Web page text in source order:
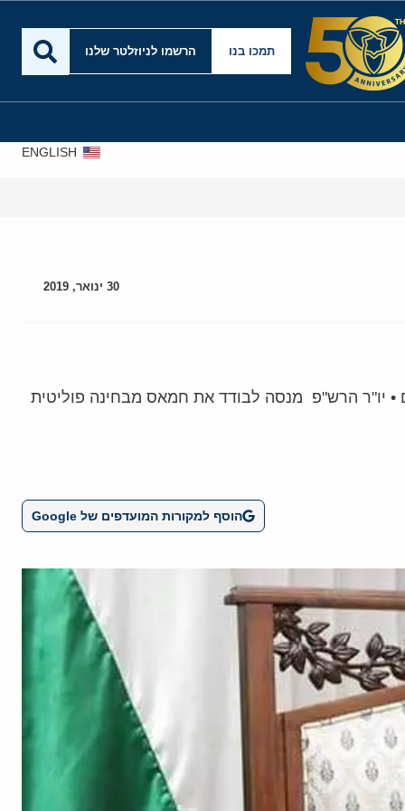
תמכו בנו הרשמו לניוזלטר שלנו
ENGLISH
30 ינואר, 2019
יו"ר הרש"פ מנסה לבודד את חמאס מבחינה פוליטית
הוסף למקורות המועדפים של Google